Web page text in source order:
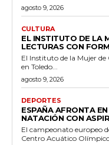
agosto 9, 2026
CULTURA
EL INSTITUTO DE LA
LECTURAS CON
El Instituto de la Mujer
en Toledo...
agosto 9, 2026
DEPORTES
ESPAÑA AFRONTA
NATACIÓN CON
El campeonato europeo
Centro Acuático Olímpico